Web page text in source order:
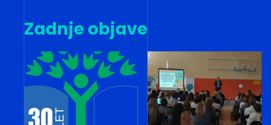
Zadnje objave